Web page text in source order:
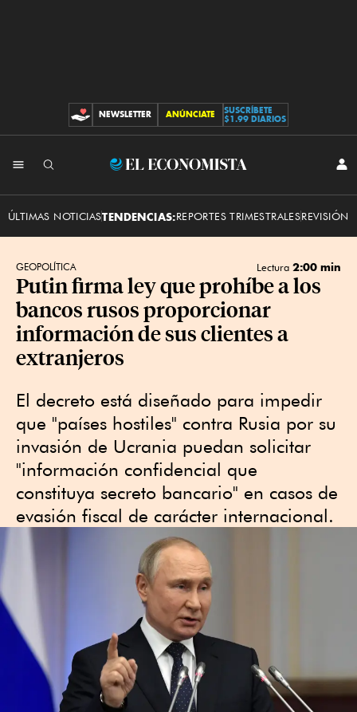
CONTRIBUCIONES
NEWSLETTER ANÚNCIATE
SUSCRÍBETE
$1.99 DIARIOS
El
ÚLTIMAS NOTICIASTENDENCIAS:REPORTES TRIMESTRALESREVISIÓN
GEOPOLÍTICA Lectura 2:00 min
Putin firma ley que prohíbe a los
bancos rusos proporcionar
información de sus clientes a
extranjeros
El decreto está diseñado para impedir
que "países hostiles" contra Rusia por su
invasión de Ucrania puedan solicitar
"información confidencial que
constituya secreto bancario" en casos de
evasión fiscal de carácter internacional.